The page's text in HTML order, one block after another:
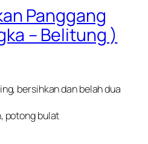
Panggang
– Belitung )
bersihkan dan belah dua
potong bulat